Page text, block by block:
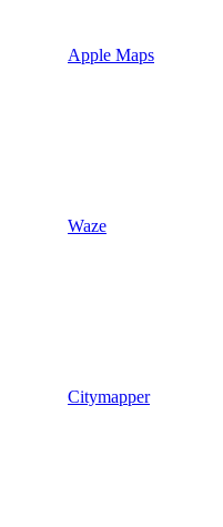
Apple Maps
Waze
Citymapper